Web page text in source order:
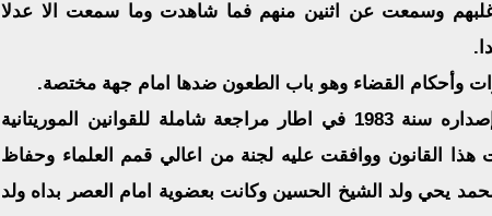
وسمعت عن اثنين منهم فما شاهدت وما سمعت الا عدلا
5 – ان القانون الجنائي الحالي تم إعداده وإصداره سنة 1983 في اطار مراجعة شاملة للقوانين الموريتانية
هذا القانون ووافقت عليه لجنة من اعالي قمم العلماء وحفاظ
محمد يحي ولد الشيخ الحسين وكانت بعضوية امام العصر بداه ولد